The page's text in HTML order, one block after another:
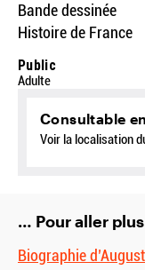
Bande dessinée
Histoire de France
Public
Adulte
Consultable
Voir la localisation
… Pour aller
Biographie